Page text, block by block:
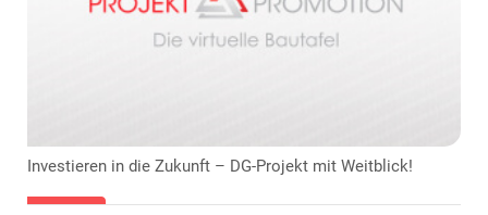
Investieren in die Zukunft – DG-Projekt mit Weitblick!